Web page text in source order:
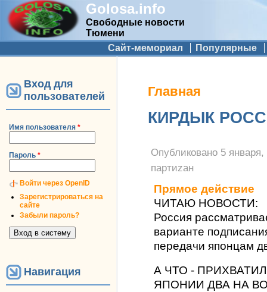
Golosa.info
Свободные новости
Тюмени
Дополнительное меню
Сайт-мемориал Популярные
Вход для
пользователей
Имя пользователя *
Пароль *
Войти через OpenID
Зарегистрироваться на
сайте
Забыли пароль?
Навигация
Вы здесь
Главная
КИРДЫК
Опубликовано 5
партиzан
Прямое действие
ЧИТАЮ НОВОСТИ:
Россия
варианте
передачи японцам
А ЧТО -
ЯПОНИИ ДВА НА